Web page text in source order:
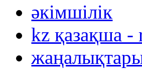
әкімшілік
kz қазақша